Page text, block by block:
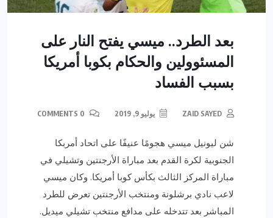
بعد الطرد.. ميسي يفتح النار على
المسئوولين والحكام بكوبا أمريكا
بسبب الفساد
ZAID SAYED يوليو 9, 2019
شن ليونيل ميسي هجومًا عنيفًا على اتحاد أمربكا
الجنوبية لكرة القدم بعد مباراة الأرجنتين وتشيلي في
مباراة المركز الثالث بكأس كوبا أمريكا. وكان ميسي
لاعب نادي برشلونة ومنتخب الأرجنتين تعرض للطرد
المباشر بعد تتدخله على مدافع منتخب تشيلي ميديل.